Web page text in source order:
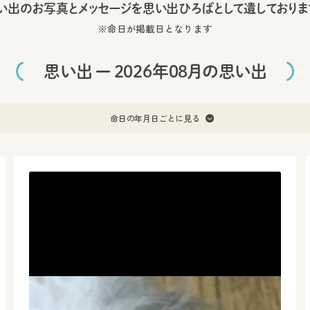
出のお写真とメッセージを思い出ひろばとして遺しておりま
※命日が掲載日となります
思い出 ー 2026年08月の思い出
命日の年月日ごとに見る